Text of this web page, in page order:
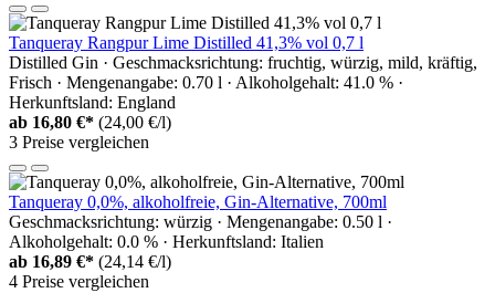
Tanqueray Rangpur Lime Distilled 41,3% vol 0,7 l
Distilled Gin · Geschmacksrichtung: fruchtig, würzig, mild, kräftig,
Frisch · Mengenangabe: 0.70 l · Alkoholgehalt: 41.0 % ·
Herkunftsland: England
ab 16,80 €* (24,00 €/l)
3 Preise vergleichen
Tanqueray 0,0%, alkoholfreie, Gin-Alternative, 700ml
Geschmacksrichtung: würzig · Mengenangabe: 0.50 l ·
Alkoholgehalt: 0.0 % · Herkunftsland: Italien
ab 16,89 €* (24,14 €/l)
4 Preise vergleichen